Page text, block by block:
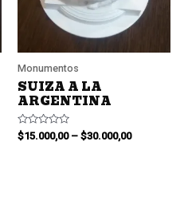
Monumentos
SUIZA A LA
ARGENTINA
Valorado
en
$15.000,00– $30.000,00